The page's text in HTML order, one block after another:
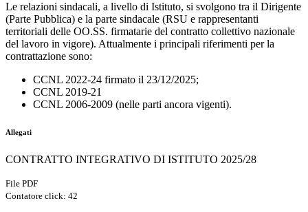
Le relazioni sindacali, a livello di Istituto, si svolgono tra il Dirigente
(Parte Pubblica) e la parte sindacale (RSU e rappresentanti
territoriali delle OO.SS. firmatarie del contratto collettivo nazionale
del lavoro in vigore). Attualmente i principali riferimenti per la
contrattazione sono:
CCNL 2022-24 firmato il 23/12/2025;
CCNL 2019-21
CCNL 2006-2009 (nelle parti ancora vigenti).
Allegati
CONTRATTO INTEGRATIVO DI ISTITUTO 2025/28
File PDF
Contatore click: 42